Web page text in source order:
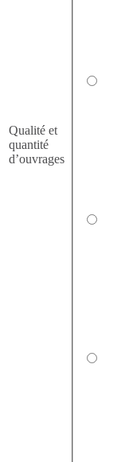
Qualité et
quantité
d’ouvrages